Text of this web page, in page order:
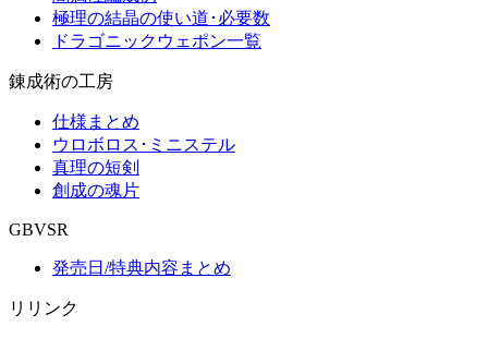
極理の結晶の使い道･必要数
ドラゴニックウェポン一覧
錬成術の工房
仕様まとめ
ウロボロス･ミニステル
真理の短剣
創成の魂片
GBVSR
発売日/特典内容まとめ
リリンク